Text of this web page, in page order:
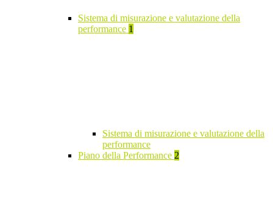
Sistema di misurazione e valutazione della
performance 1
Sistema di misurazione e valutazione della
performance
Piano della Performance 2